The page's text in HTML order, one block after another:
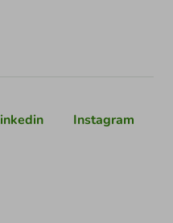
Instagram